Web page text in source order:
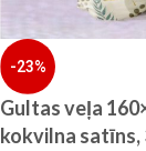
-23%
Gultas veļa
kokvilna satīns,